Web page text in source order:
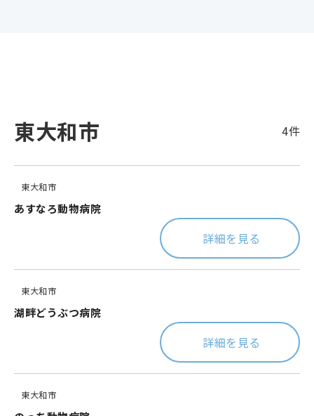
東大和市 4件
東大和市
あすなろ動物病院
詳細を見る
東大和市
湖畔どうぶつ病院
詳細を見る
東大和市